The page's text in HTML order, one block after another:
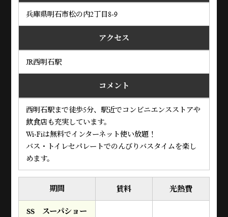
兵庫県明石市松の内2丁目8-9
アクセス
JR西明石駅
コメント
西明石駅まで徒歩5分、駅近でコンビニエンスストアや
飲食店も充実しています。
Wi-Fiは無料でインターネット使い放題！
バス・トイレセパレートでのんびりバスタイムを楽し
めます。
期間 賃料 光熱費
SS スーパショー